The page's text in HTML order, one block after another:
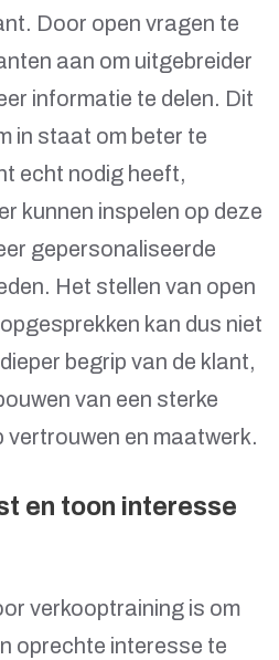
Door open vragen te
aan om uitgebreider
informatie te delen. Dit
in staat om beter te
echt nodig heeft,
kunnen inspelen op deze
gepersonaliseerde
Het stellen van open
kan dus niet
begrip van de klant,
van een sterke
vertrouwen en maatwerk.
en toon interesse
verkooptraining is om
oprechte interesse te